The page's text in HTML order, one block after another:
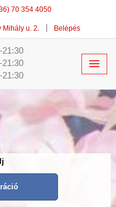
70 354 4050
Mihály u. 2. Belépés
21:30
21:30
21:30